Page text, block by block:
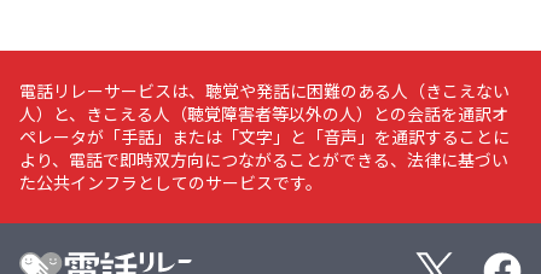
電話リレーサービスは、聴覚や発話に困難のある人（きこえない
人）と、きこえる人（聴覚障害者等以外の人）との会話を通訳オ
ペレータが「手話」または「文字」と「音声」を通訳することに
より、電話で即時双方向につながることができる、法律に基づい
た公共インフラとしてのサービスです。
X